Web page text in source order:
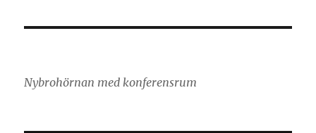
Nybrohörnan med konferensrum